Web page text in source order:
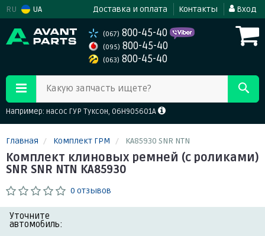
RU UA Доставка и оплата Контакты Вход
(067) 800-45-40
(095) 800-45-40
(063) 800-45-40
Какую запчасть ищете?
Например: насос ГУР Туксон, 06H905601A
Главная Комплект ГРМ KA85930 SNR NTN
Комплект клиновых ремней (с роликами)
SNR SNR NTN KA85930
0 отзывов
Уточните
автомобиль: